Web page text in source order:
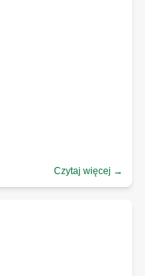
Czytaj więcej →